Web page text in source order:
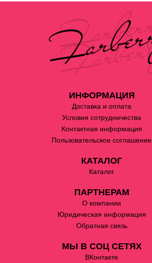
ИНФОРМАЦИЯ
Доставка и оплата
Условия сотрудничества
Контактная информация
Пользовательское соглашение
КАТАЛОГ
Каталог
ПАРТНЕРАМ
О компании
Юридическая информация
Обратная связь
МЫ В СОЦ СЕТЯХ
ВКонтакте